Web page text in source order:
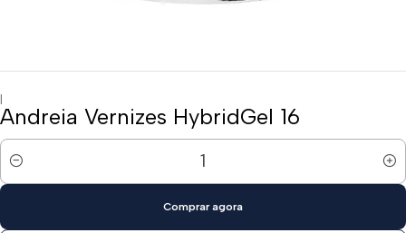
|
Andreia Vernizes HybridGel 16
Quantidade
Comprar agora